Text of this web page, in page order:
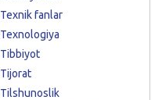
Texnik fanlar
Texnologiya
Tibbiyot
Tijorat
Tilshunoslik